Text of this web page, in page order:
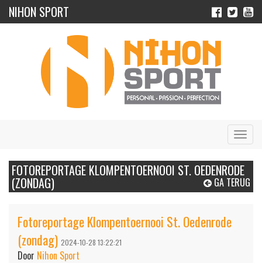
NIHON SPORT
FOTOREPORTAGE KLOMPENTOERNOOI ST. OEDENRODE
(ZONDAG) GA TERUG
Fotoreportage Klompentoernooi St. Oedenrode
(zondag) 2024-10-28 13:22:21
Door Nihon Sport